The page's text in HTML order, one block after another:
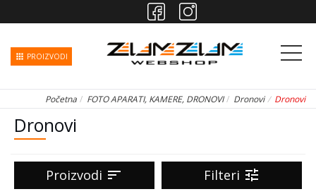
apps PROIZVODI
Početna FOTO APARATI, KAMERE, DRONOVI Dronovi Dronovi
Dronovi
Proizvodi sort Filteri tune